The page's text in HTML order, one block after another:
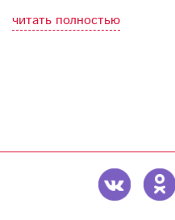
читать полностью